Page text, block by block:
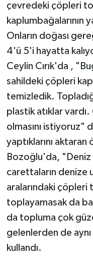
çevredeki çöpleri
kaplumbağalarının
Onların doğası
4'ü 5'i hayatta
Ceylin Cırık'da ,
sahildeki çöpleri
temizledik.
plastik atıklar
olmasını istiyoruz"
yaptıklarını
Bozoğlu'da, "Deniz
carettaların denize
aralarındaki çöpleri
toplayamasak da
da topluma çok
gelenlerden de
kullandı.